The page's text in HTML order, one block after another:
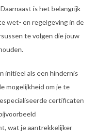
is het belangrijk
wet- en regelgeving in de
te volgen die jouw
initieel als een hindernis
mogelijkheid om je te
certificaten
wat je aantrekkelijker